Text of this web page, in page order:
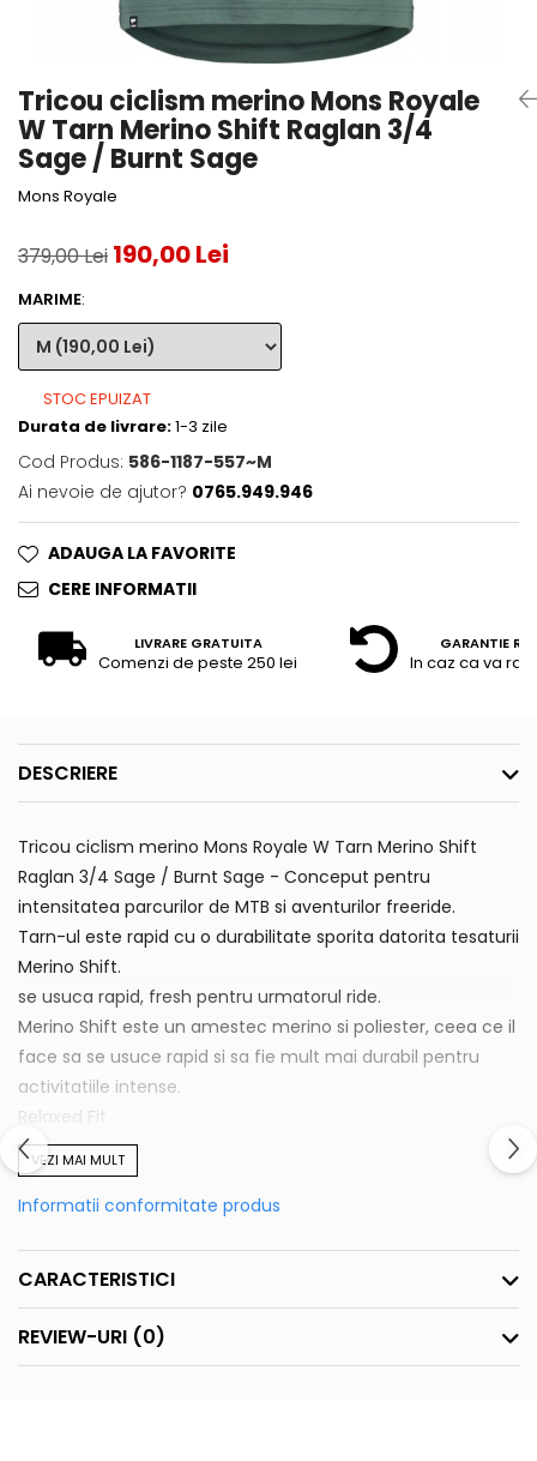
Accesorii tenis
Accesorii teren tenis
Testeaza rachete
Tricou ciclism merino Mons Royale
W Tarn Merino Shift Raglan 3/4
Sage / Burnt Sage
Mons Royale
379,00 Lei 190,00 Lei
MARIME:
STOC EPUIZAT
Durata de livrare:1-3 zile
Cod Produs: 586-1187-557~M
Ai nevoie de ajutor? 0765.949.946
ADAUGA LA FAVORITE
CERE INFORMATII
LIVRARE GRATUITA
Comenzi de peste 250 lei
GARANTIE
In caz ca va
DESCRIERE
Tricou ciclism merino Mons Royale W Tarn Merino Shift
Raglan 3/4 Sage / Burnt Sage - Conceput pentru
intensitatea parcurilor de MTB si aventurilor freeride.
Tarn-ul este rapid cu o durabilitate sporita datorita tesaturii
Merino Shift.
se usuca rapid, fresh pentru urmatorul ride.
Merino Shift este un amestec merino si poliester, ceea ce il
face sa se usuce rapid si sa fie mult mai durabil pentru
activitatiile intense.
Relaxed Fit
spatele putin mai lung.
Maneca 3/4.
In interior o tesatura de microfibra pentru a sterge ochelarii
VEZI MAI MULT
Informatii conformitate produs
CARACTERISTICI
REVIEW-URI (0)